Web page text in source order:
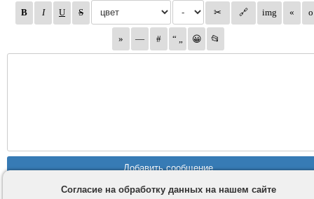
Согласие на обработку данных на нашем сайте